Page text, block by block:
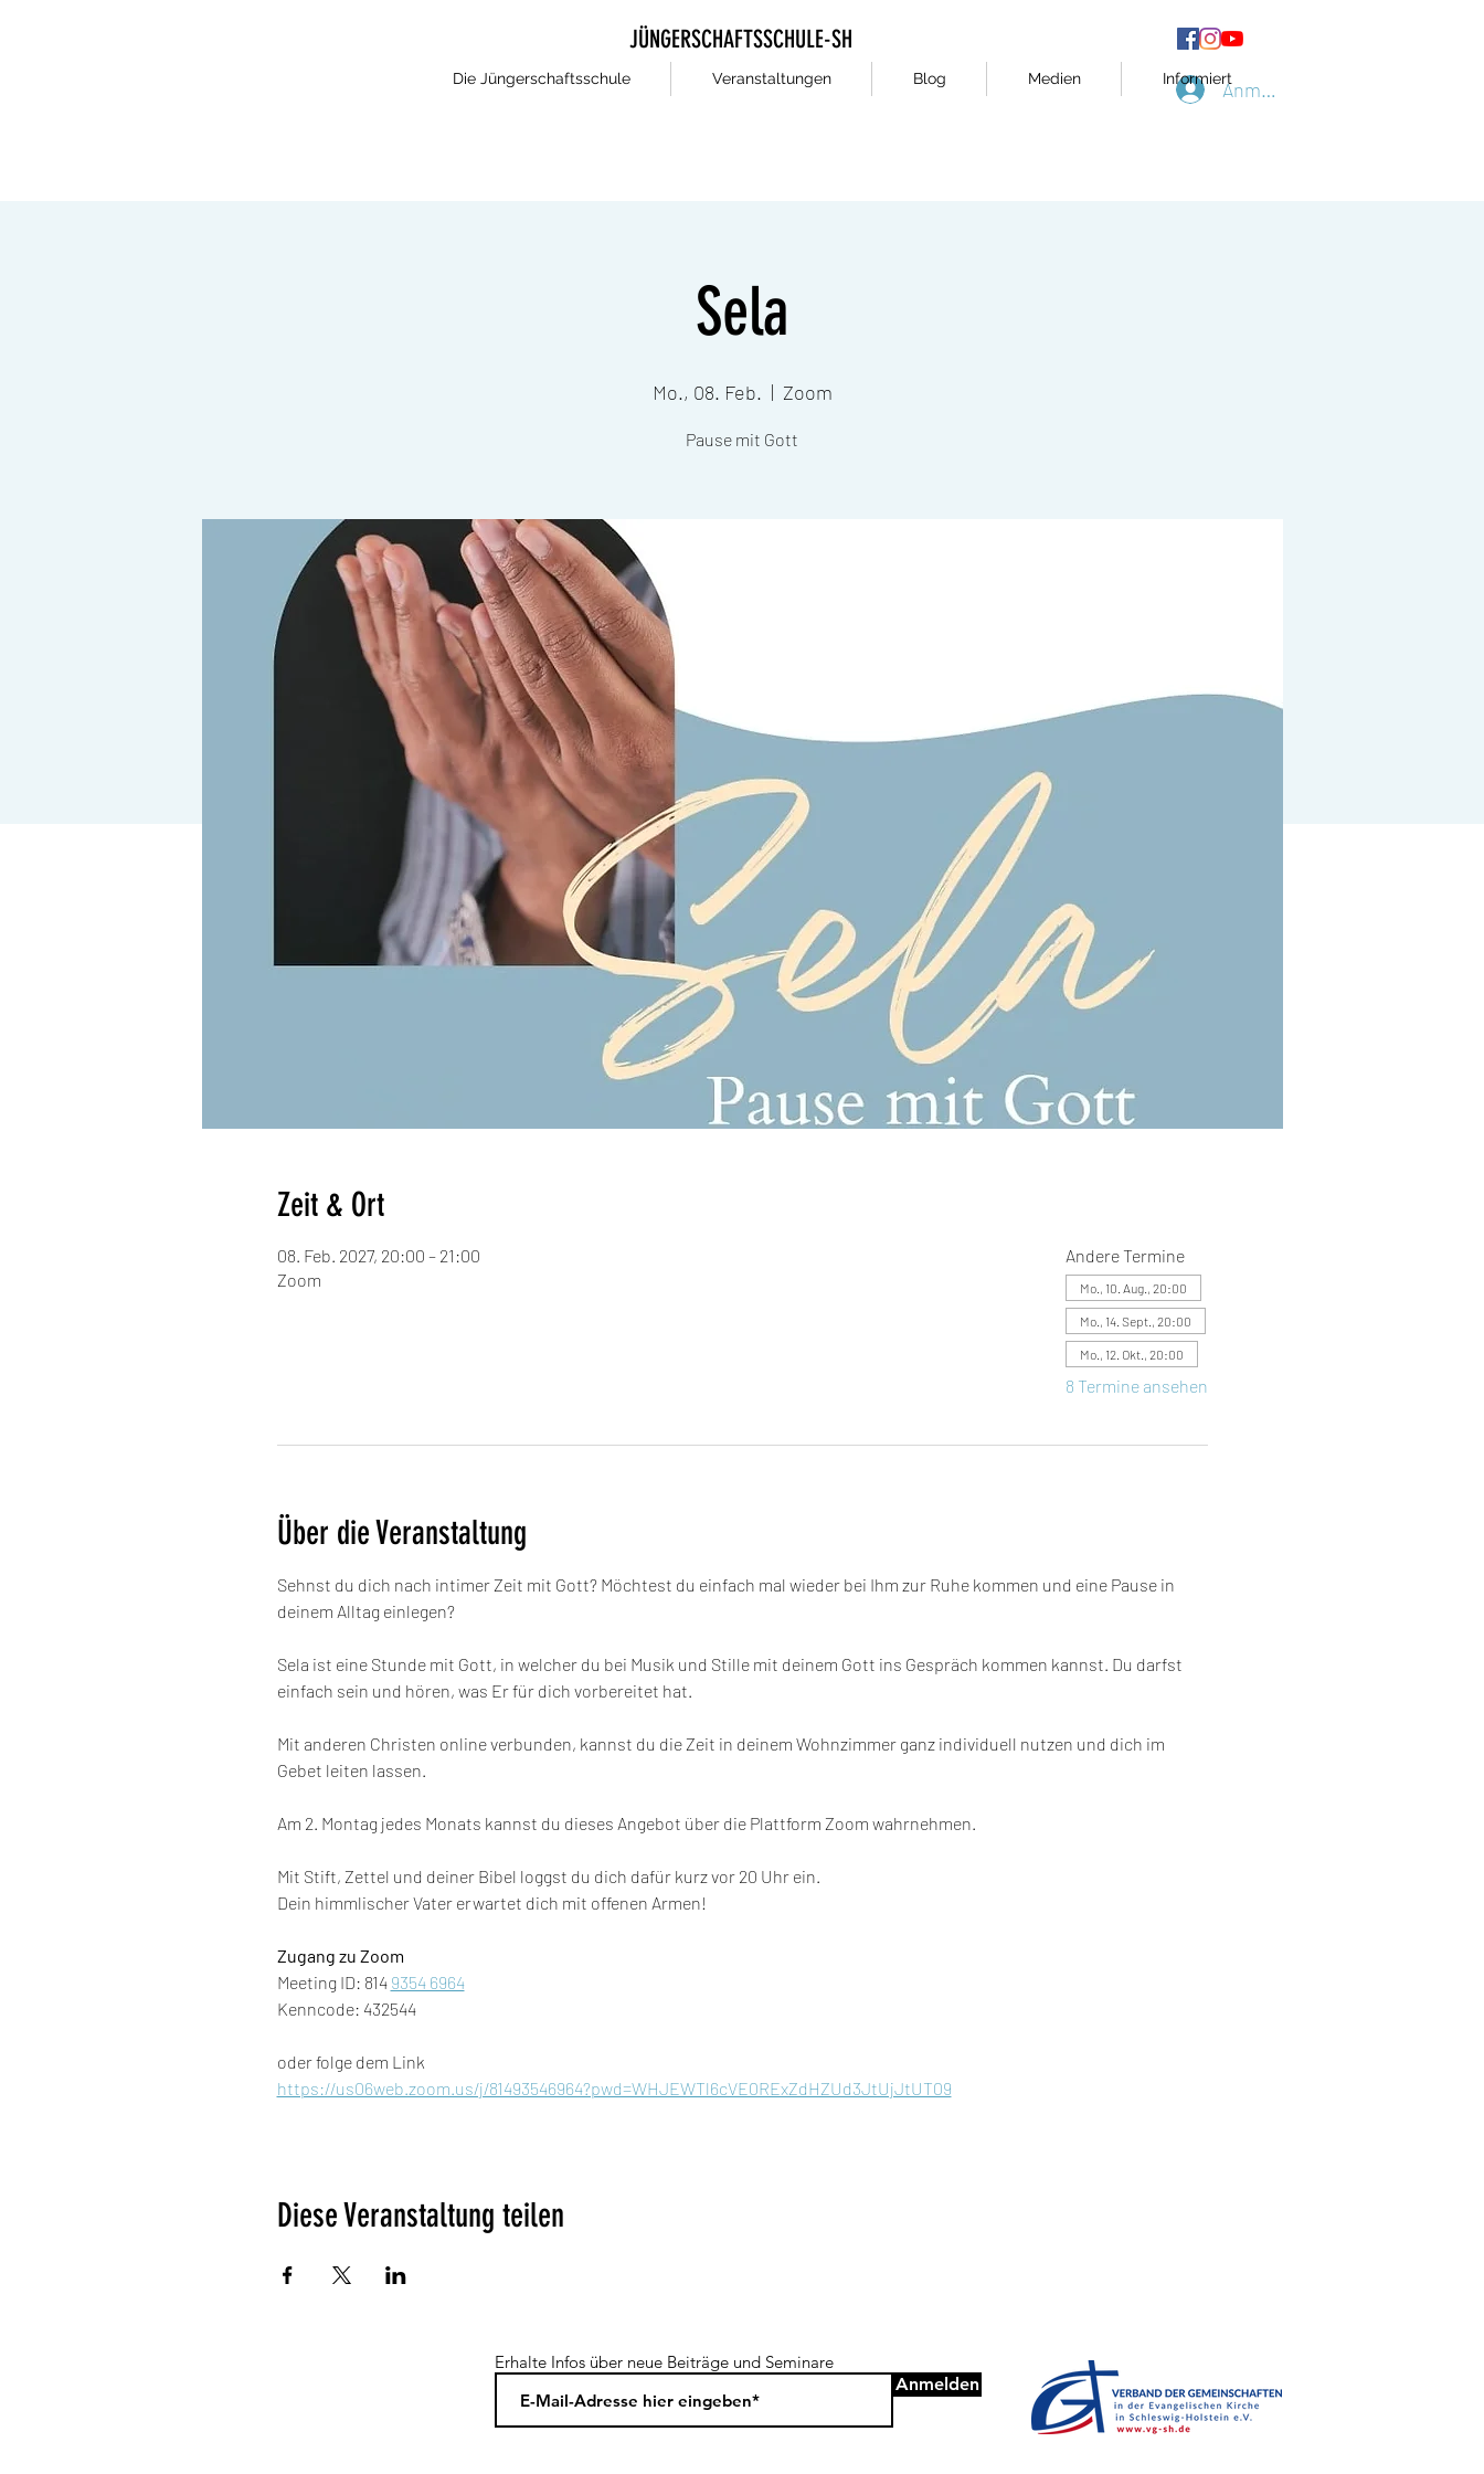
Anmelden
Die Jüngerschaftsschule Veranstaltungen Blog Medien Informiert
JÜNGERSCHAFTSSCHULE-SH
Sela
Mo., 08. Feb.
  |
Zoom
Pause mit Gott
Zeit & Ort
08. Feb. 2027, 20:00 – 21:00
Zoom
Andere Termine
Mo., 10. Aug., 20:00
Mo., 14. Sept., 20:00
Mo., 12. Okt., 20:00
8 Termine ansehen
Über die Veranstaltung
Sehnst du dich nach intimer Zeit mit Gott? Möchtest du einfach mal wieder bei Ihm zur Ruhe kommen und eine Pause in
deinem Alltag einlegen?
Sela ist eine Stunde mit Gott, in welcher du bei Musik und Stille mit deinem Gott ins Gespräch kommen kannst. Du darfst
einfach sein und hören, was Er für dich vorbereitet hat.
Mit anderen Christen online verbunden, kannst du die Zeit in deinem Wohnzimmer ganz individuell nutzen und dich im
Gebet leiten lassen.
Am 2. Montag jedes Monats kannst du dieses Angebot über die Plattform Zoom wahrnehmen.
Mit Stift, Zettel und deiner Bibel loggst du dich dafür kurz vor 20 Uhr ein.
Dein himmlischer Vater erwartet dich mit offenen Armen!
Zugang zu Zoom
Meeting ID: 814 9354 6964
Kenncode: 432544
oder folge dem Link
https://us06web.zoom.us/j/81493546964?pwd=WHJEWTl6cVE0RExZdHZUd3JtUjJtUT09
Diese Veranstaltung teilen
Erhalte Infos über neue Beiträge und Seminare
Anmelden